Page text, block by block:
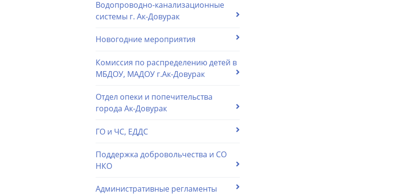
Водопроводно-канализационные
системы г. Ак-Довурак
Новогодние мероприятия
Комиссия по распределению детей в
МБДОУ, МАДОУ г.Ак-Довурак
Отдел опеки и попечительства
города Ак-Довурак
ГО и ЧС, ЕДДС
Поддержка добровольчества и СО
НКО
Административные регламенты